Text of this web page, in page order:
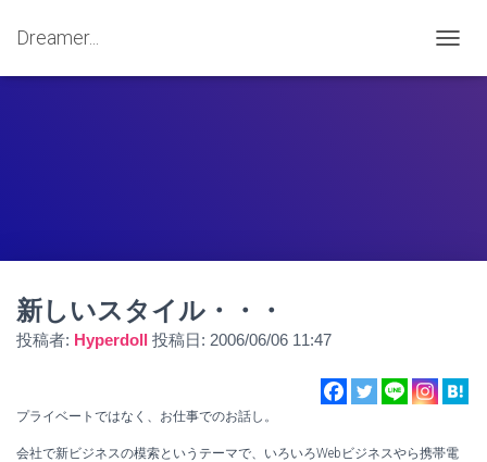
Dreamer...
ビ
替
新しいスタイル・・・
投稿者: Hyperdoll 投稿日: 2006/06/06 11:47
プライベートではなく、お仕事でのお話し。
会社で新ビジネスの模索というテーマで、いろいろWebビジネスやら携帯電